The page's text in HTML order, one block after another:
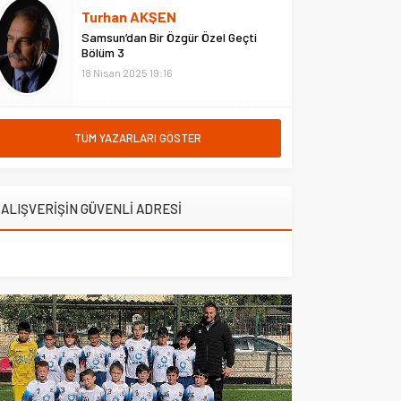
Adliyesi’nde çıkan yangına
müdahale eden Çarşı ve
Mahalle...
Turhan AKŞEN
Samsun’dan Bir Özgür Özel Geçti
Bölüm 3
18 Nisan 2025 19:16
TÜM YAZARLARI GÖSTER
ALIŞVERİŞİN GÜVENLİ ADRESİ